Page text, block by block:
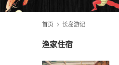
首页 长岛游记
渔家住宿